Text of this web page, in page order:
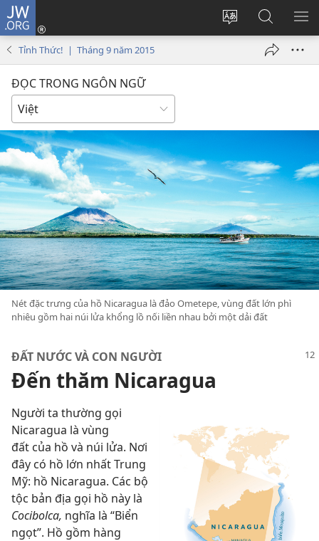
JW.ORG
Thay
Đăng
nhập
Tìm
kiếm
JW.ORG
Tỉnh Thức! | Tháng 9 năm 2015
ĐỌC TRONG NGÔN NGỮ
Nét đặc trưng của hồ Nicaragua là đảo Ometepe, vùng đất lớn phì
nhiêu gồm hai núi lửa khổng lồ nối liền nhau bởi một dải đất
ĐẤT NƯỚC VÀ CON NGƯỜI
Đến thăm Nicaragua
Người ta thường gọi
Nicaragua là vùng
đất của hồ và núi lửa. Nơi
đây có hồ lớn nhất Trung
Mỹ: hồ Nicaragua. Các bộ
tộc bản địa gọi hồ này là
Cocibolca, nghĩa là “Biển
ngọt”. Hồ gồm hàng